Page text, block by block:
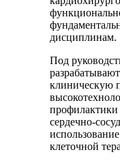
дисциплинам.
Под
клиническую
сердечно-
клеточной